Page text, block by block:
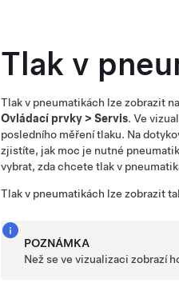
Tlak v
Tlak v pneumatikách lze zobrazit
Ovládací prvky > Servis. Ve
posledního měření tlaku. Na
zjistíte, jak moc je nutné
vybrat, zda chcete tlak v
Tlak v pneumatikách lze zobrazit
POZNÁMKA
Než se ve vizualizaci zobrazí